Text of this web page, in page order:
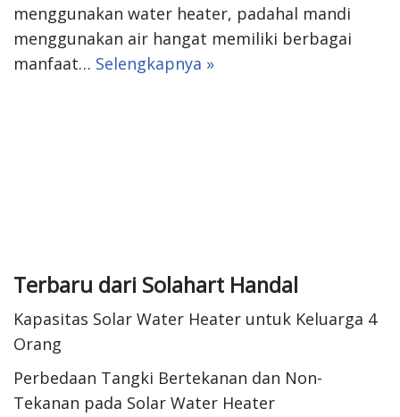
menggunakan water heater, padahal mandi
menggunakan air hangat memiliki berbagai
manfaat… Selengkapnya »
Terbaru dari Solahart Handal
Kapasitas Solar Water Heater untuk Keluarga 4
Orang
Perbedaan Tangki Bertekanan dan Non-
Tekanan pada Solar Water Heater